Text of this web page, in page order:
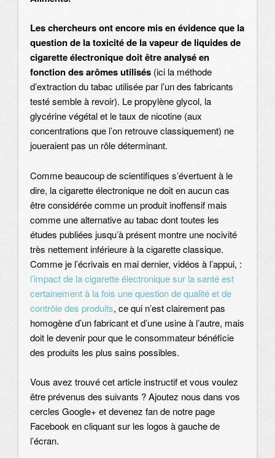
Les chercheurs ont encore mis en évidence que la
question de la toxicité de la vapeur de liquides de
cigarette électronique doit être analysé en
fonction des arômes utilisés (ici la méthode
d’extraction du tabac utilisée par l’un des fabricants
testé semble à revoir). Le propylène glycol, la
glycérine végétal et le taux de nicotine (aux
concentrations que l’on retrouve classiquement) ne
joueraient pas un rôle déterminant.
Comme beaucoup de scientifiques s’évertuent à le
dire, la cigarette électronique ne doit en aucun cas
être considérée comme un produit inoffensif mais
comme une alternative au tabac dont toutes les
études publiées jusqu’à présent montre une nocivité
très nettement inférieure à la cigarette classique.
Comme je l’écrivais en mai dernier, vidéos à l’appui, :
l’impact de la cigarette électronique sur la santé est
certainement à la fois une question de qualité et de
contrôle des produits, ce qui n’est clairement pas
homogène d’un fabricant et d’une usine à l’autre, mais
doit le devenir pour que le consommateur bénéficie
des produits les plus sains possibles.
Vous avez trouvé cet article instructif et vous voulez
être prévenus des suivants ? Ajoutez nous dans vos
cercles Google+ et devenez fan de notre page
Facebook en cliquant sur les logos à gauche de
l’écran.